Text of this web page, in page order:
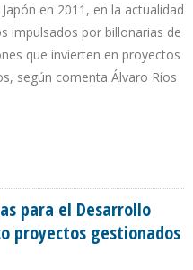
en 2011, en la actualidad
impulsados por billonarias de
que invierten en proyectos
según comenta Álvaro Ríos
para el Desarrollo
proyectos gestionados